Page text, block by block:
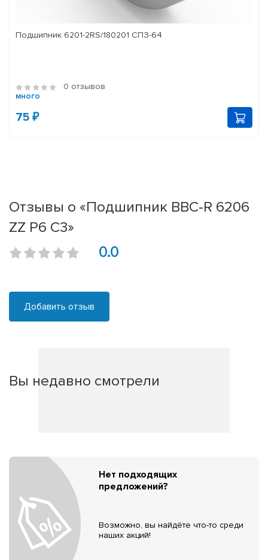
Подшипник 6201-2RS/180201 СПЗ-64
0 отзывов
много
75 ₽
Отзывы о «Подшипник BBC-R 6206
ZZ P6 C3»
0.0
Добавить отзыв
Вы недавно смотрели
Нет подходящих
предложений?
Возможно, вы найдёте что-то среди
наших акций!